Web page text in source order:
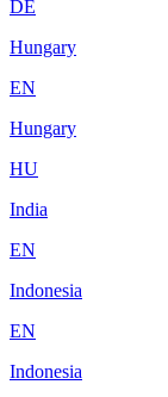
DE
Hungary
EN
Hungary
HU
India
EN
Indonesia
EN
Indonesia